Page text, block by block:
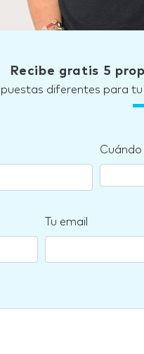
Recibe gratis 5
diferentes para
Cuándo
Tu email